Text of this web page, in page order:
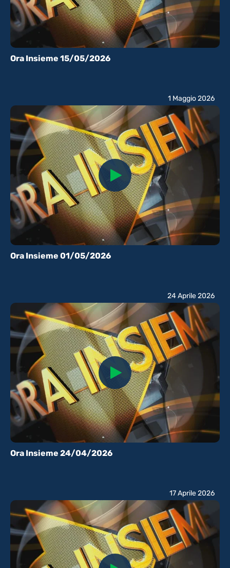
Ora Insieme 15/05/2026
Ora Insieme 01/05/2026
1 Maggio 2026
Ora Insieme 24/04/2026
24 Aprile 2026
17 Aprile 2026